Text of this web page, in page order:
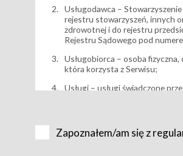
Usługodawca –
rejestru stowarzyszeń, innych
zdrowotnej i do rejestru
Rejestru Sądowego pod
Usługobiorca – osoba
która korzysta z Serwisu;
Usługi – usługi świadczone
Karnety – wybrane dokumenty
Zapoznałem/am się z